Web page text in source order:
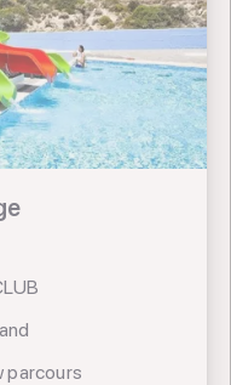
parcours
TUI